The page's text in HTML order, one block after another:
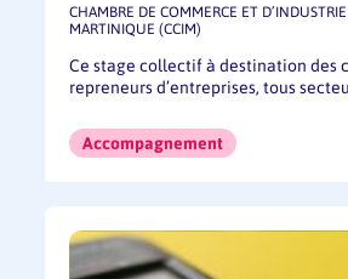
CHAMBRE DE COMMERCE ET
MARTINIQUE (CCIM)
Ce stage collectif à destination des
repreneurs d’entreprises, tous
Accompagnement